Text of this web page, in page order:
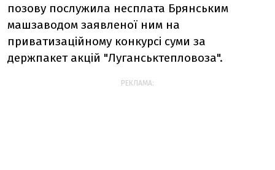
позову послужила несплата Брянським
машзаводом заявленої ним на
приватизаційному конкурсі суми за
держпакет акцій "Луганськтепловоза".
РЕКЛАМА: